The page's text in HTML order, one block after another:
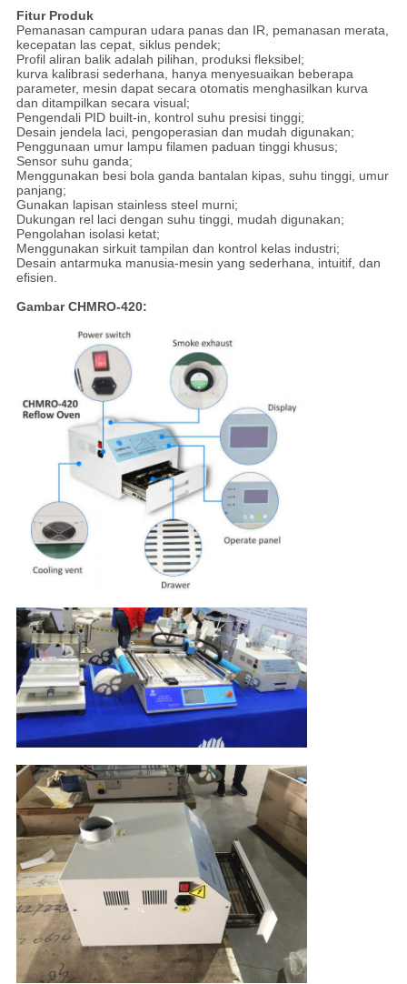
Fitur Produk
Pemanasan campuran udara panas dan IR, pemanasan merata,
kecepatan las cepat, siklus pendek;
Profil aliran balik adalah pilihan, produksi fleksibel;
kurva kalibrasi sederhana, hanya menyesuaikan beberapa
parameter, mesin dapat secara otomatis menghasilkan kurva
dan ditampilkan secara visual;
Pengendali PID built-in, kontrol suhu presisi tinggi;
Desain jendela laci, pengoperasian dan mudah digunakan;
Penggunaan umur lampu filamen paduan tinggi khusus;
Sensor suhu ganda;
Menggunakan besi bola ganda bantalan kipas, suhu tinggi, umur
panjang;
Gunakan lapisan stainless steel murni;
Dukungan rel laci dengan suhu tinggi, mudah digunakan;
Pengolahan isolasi ketat;
Menggunakan sirkuit tampilan dan kontrol kelas industri;
Desain antarmuka manusia-mesin yang sederhana, intuitif, dan
efisien.
Gambar CHMRO-420: